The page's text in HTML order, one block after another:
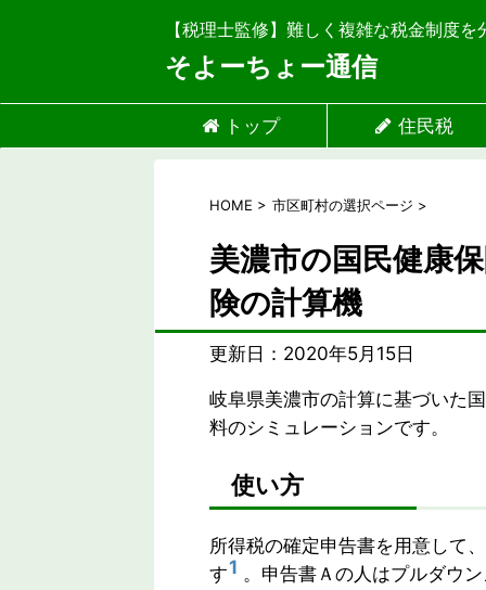
【税理士監修】難しく複雑な税金制度
そよーちょー通信
トップ 住民税
HOME > 市区町村の選択ページ >
美濃市の国民健康
険の計算機
更新日： 2020年5月15日
岐阜県美濃市の計算に基づいた
料のシミュレーションです。
使い方
所得税の確定申告書を用意して
す1 。申告書Ａの人はプルダウ